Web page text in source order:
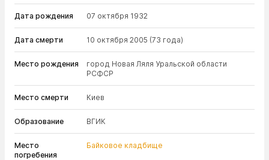
Дата рождения 07 октября 1932
Дата смерти 10 октября 2005 (73 года)
Место рождения
город Новая Ляля Уральской области
РСФСР
Место смерти Киев
Образование ВГИК
Место
погребения
Байковое кладбище